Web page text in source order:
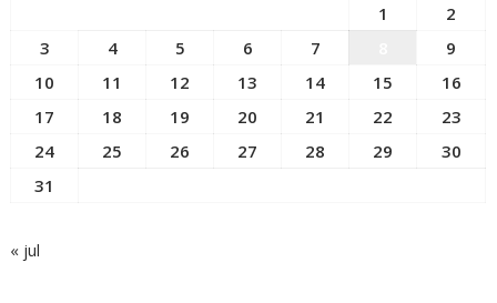
1
2
3
4 5 6 7
9
10
11 12 13 14 15
16
17
18 19 20 21 22
23
24
25 26 27 28 29
30
31
« jul